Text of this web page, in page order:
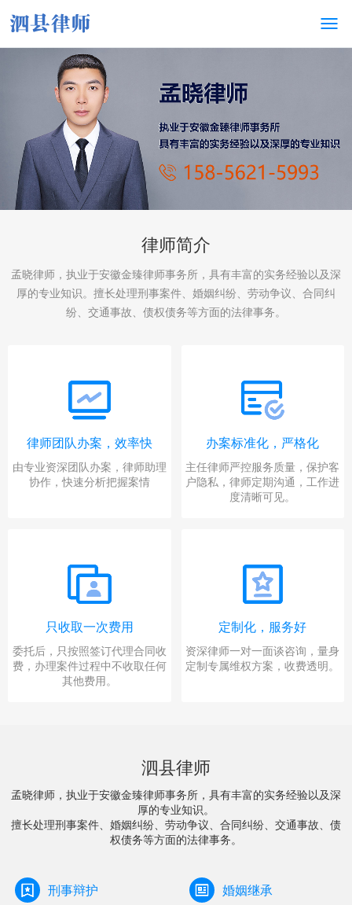
律师简介
孟晓律师，执业于安徽金臻律师事务所，具有丰富的实务经验以及深
厚的专业知识。擅长处理刑事案件、婚姻纠纷、劳动争议、合同纠
纷、交通事故、债权债务等方面的法律事务。
律师团队办案，效率快
由专业资深团队办案，律师助理
协作，快速分析把握案情
办案标准化，严格化
主任律师严控服务质量，保护客
户隐私，律师定期沟通，工作进
度清晰可见。
只收取一次费用
委托后，只按照签订代理合同收
费，办理案件过程中不收取任何
其他费用。
定制化，服务好
资深律师一对一面谈咨询，量身
定制专属维权方案，收费透明。
泗县律师
孟晓律师，执业于安徽金臻律师事务所，具有丰富的实务经验以及深
厚的专业知识。
擅长处理刑事案件、婚姻纠纷、劳动争议、合同纠纷、交通事故、债
权债务等方面的法律事务。
刑事辩护 婚姻继承